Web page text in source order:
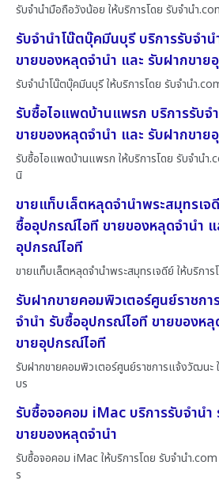
รับจำนำมือถือวังน้อย ให้บริการโดย รับจํานํา
รับจำนำโน๊ตบุ๊คมีนบุรี บริการรับจำ
ขายของหลุดจำนำ และ รับฝากขา
รับจำนำโน๊ตบุ๊คมีนบุรี ให้บริการโดย รับจํานํา
รับซื้อไอแพดบ้านแพรก บริการรับ
ขายของหลุดจำนำ และ รับฝากขา
รับซื้อไอแพดบ้านแพรก ให้บริการโดย รับจํานํา
นิ
ขายแท็บเล็ตหลุดจำนำพระสมุทรเจ
ซื้ออุปกรณ์ไอที ขายของหลุดจำนำ
อุปกรณ์ไอที
ขายแท็บเล็ตหลุดจำนำพระสมุทรเจดีย์ ให้บริกา
รับฝากขายคอมพิวเตอร์ศูนย์ราชก
จำนำ รับซื้ออุปกรณ์ไอที ขายของห
ขายอุปกรณ์ไอที
รับฝากขายคอมพิวเตอร์ศูนย์ราชการแจ้งวัฒนะ
บร
รับซื้อจอคอม iMac บริการรับจำน
ขายของหลุดจำนำ
รับซื้อจอคอม iMac ให้บริการโดย รับจํานํา
ร